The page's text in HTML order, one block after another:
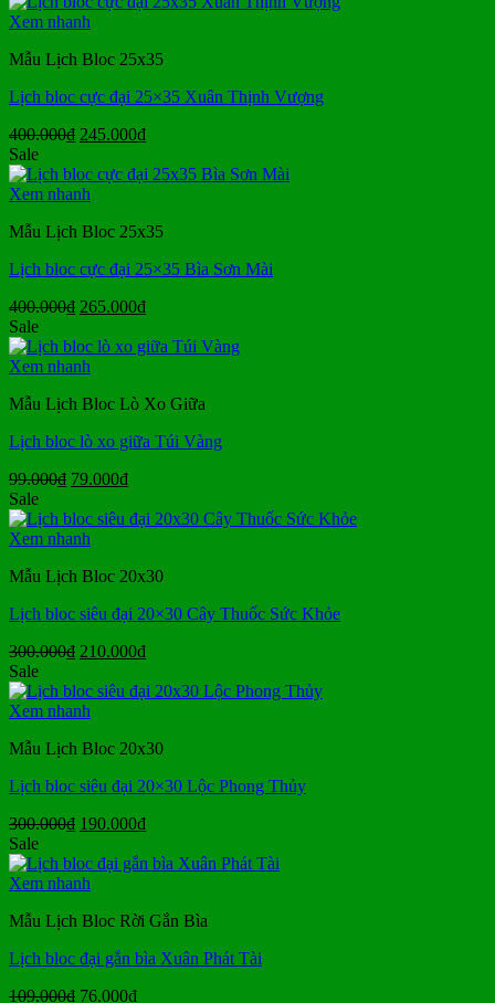
250.000₫.
Xem nhanh
Mẫu Lịch Bloc 25x35
Lịch bloc cực đại 25×35 Xuân Thịnh Vượng
400.000₫ Giá
là:
400.000₫.
245.000₫Giá
tại
Sale
Xem nhanh
Mẫu Lịch Bloc 25x35
Lịch bloc cực đại 25×35 Bìa Sơn Mài
400.000₫ Giá
là:
400.000₫.
265.000₫Giá
tại
Sale
Xem nhanh
Mẫu Lịch Bloc Lò Xo Giữa
Lịch bloc lò xo giữa Túi Vàng
99.000₫ Giá
là:
99.000₫.
79.000₫Giá
tại
Sale
Xem nhanh
Mẫu Lịch Bloc 20x30
Lịch bloc siêu đại 20×30 Cây Thuốc Sức Khỏe
300.000₫ Giá
là:
300.000₫.
210.000₫Giá
tại
Sale
Xem nhanh
Mẫu Lịch Bloc 20x30
Lịch bloc siêu đại 20×30 Lộc Phong Thủy
300.000₫ Giá
là:
300.000₫.
190.000₫Giá
tại
Sale
Xem nhanh
Mẫu Lịch Bloc Rời Gắn Bìa
Lịch bloc đại gắn bìa Xuân Phát Tài
109.000₫ Giá
76.000₫Giá